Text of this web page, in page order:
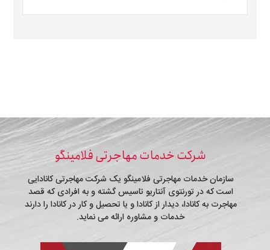
شرکت خدمات مهاجرتی فلامینگو
سازمان خدمات مهاجرتی فلامینگو یک شرکت مهاجرتی کانادایی
است که در تورنتوی آنتاریو تاسیس گشته و به افرادی که قصد
مهاجرت به کانادا، دیدار از کانادا و یا تحصیل و کار در کانادا را دارند
خدمات و مشاوره ارائه می نماید.